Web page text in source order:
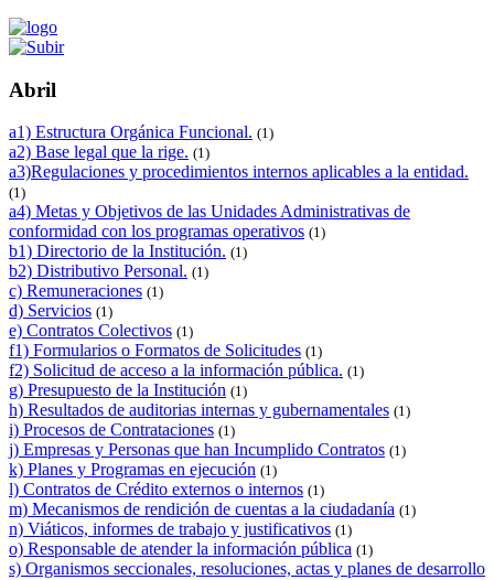
Abril
a1) Estructura Orgánica Funcional. (1)
a2) Base legal que la rige. (1)
a3)Regulaciones y procedimientos internos aplicables a la entidad.
(1)
a4) Metas y Objetivos de las Unidades Administrativas de
conformidad con los programas operativos (1)
b1) Directorio de la Institución. (1)
b2) Distributivo Personal. (1)
c) Remuneraciones (1)
d) Servicios (1)
e) Contratos Colectivos (1)
f1) Formularios o Formatos de Solicitudes (1)
f2) Solicitud de acceso a la información pública. (1)
g) Presupuesto de la Institución (1)
h) Resultados de auditorias internas y gubernamentales (1)
i) Procesos de Contrataciones (1)
j) Empresas y Personas que han Incumplido Contratos (1)
k) Planes y Programas en ejecución (1)
l) Contratos de Crédito externos o internos (1)
m) Mecanismos de rendición de cuentas a la ciudadanía (1)
n) Viáticos, informes de trabajo y justificativos (1)
o) Responsable de atender la información pública (1)
s) Organismos seccionales, resoluciones, actas y planes de desarrollo